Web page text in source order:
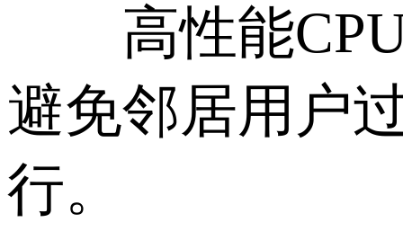
高性能CPU
避免邻居用户
行。